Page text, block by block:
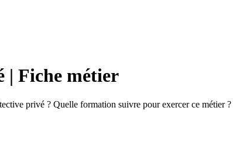
| Fiche métier
privé ? Quelle formation suivre pour exercer ce métier